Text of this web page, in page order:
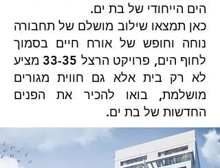
הים הייחודי של בת ים.
כאן תמצאו שילוב מושלם של תחבורה
נוחה וחופש של אורח חיים בסמוך
לחוף הים, פרויקט הרצל 33-35 מציע
לא רק בית אלא גם חווית מגורים
מושלמת, בואו להכיר את הפנים
החדשות של בת ים.